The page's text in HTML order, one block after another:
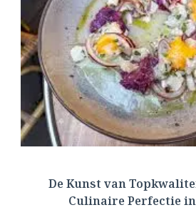
De Kunst van
Culinaire Perfectie in